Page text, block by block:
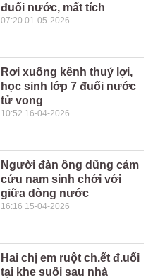
đuối nước, mất tích
07:20 01-05-2026
Rơi xuống kênh thuỷ lợi,
học sinh lớp 7 đuối nước
tử vong
10:52 16-04-2026
Người đàn ông dũng cảm
cứu nam sinh chới với
giữa dòng nước
16:16 15-04-2026
Hai chị em ruột ch.ết đ.uối
tại khe suối sau nhà